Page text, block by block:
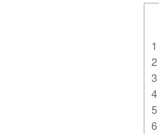
1
2
3
4
5
6